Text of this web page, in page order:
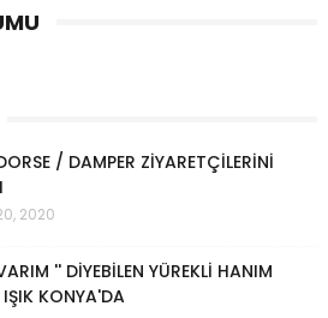
/ DAMPER ZİYARETÇİLERİNİ
2020
'' DİYEBİLEN YÜREKLİ HANIM
KONYA'DA